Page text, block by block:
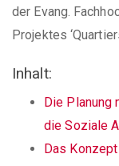
der Evang.
Projektes
Inhalt:
Die Planung
die Soziale
Das